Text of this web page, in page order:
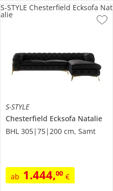
Wilhelm
S-STYLE
Chesterfield Ecksofa Natalie
BHL 305|75|200 cm, Samt
ab 1.444,00 €
S-STYLE Chesterfield Ecksofa Nat
alie